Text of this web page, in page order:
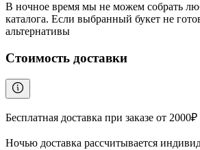
В ночное время мы не можем собрать
каталога. Если выбранный букет не
альтернативы
Стоимость доставки
Бесплатная доставка при заказе от
Ночью доставка рассчитывается